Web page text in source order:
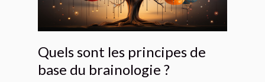
Quels sont les principes de
base du brainologie ?